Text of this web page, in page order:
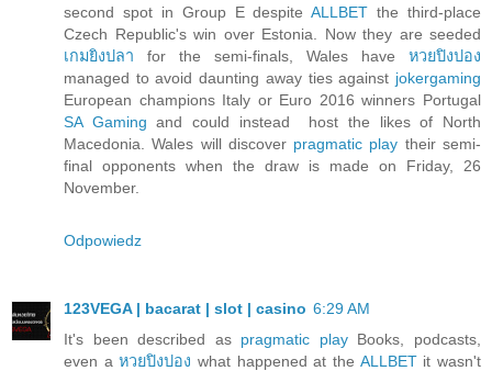
second spot in Group E despiteALLBET the third-place
Czech Republic's win over Estonia. Now they are seeded
เกมยิงปลา for the semi-finals, Wales have หวยปิงปอง
managed to avoid daunting away ties against jokergaming
European champions Italy or Euro 2016 winners Portugal
SA Gaming and could instead host the likes of North
Macedonia. Wales will discover pragmatic play their semi-
final opponents when the draw is made on Friday, 26
November.
Odpowiedz
123VEGA | bacarat | slot | casino 6:29 AM
It's been described as pragmatic playBooks, podcasts,
even aหวยปิงปอง what happened at the ALLBETit wasn't